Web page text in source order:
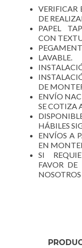
VERIFICAR
DE
PAPEL
CON
LAVABLE.
DE
ENVÍO
SE COTIZA
HÁBILES
ENVÍOS A
EN
SI
FAVOR